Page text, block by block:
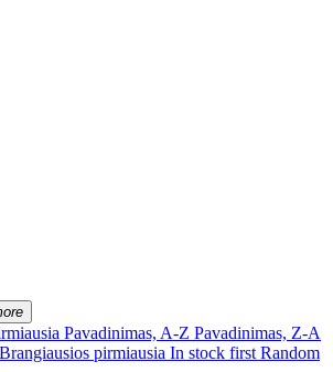
Pavadinimas, A-Z Pavadinimas, Z-A
Brangiausios pirmiausia In stock first Random